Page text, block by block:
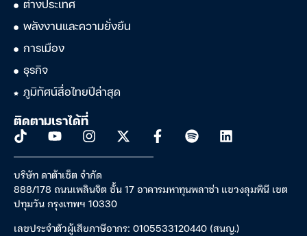
ต่างประเทศ
พลังงานและความยั่งยืน
การเมือง
ธุรกิจ
ภูมิทัศน์สื่อไทยปีล่าสุด
ติดตามเราได้ที่
บริษัท ดาต้าเซ็ต จำกัด
888/178 ถนนเพลินจิต ชั้น 17 อาคารมหาทุนพลาซ่า แขวงลุมพินี เขต
ปทุมวัน กรุงเทพฯ 10330
เลขประจำตัวผู้เสียภาษีอากร: 0105533120440 (สนญ.)